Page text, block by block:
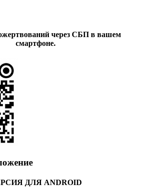
через СБП в вашем
смартфоне.
ДЛЯ ANDROID